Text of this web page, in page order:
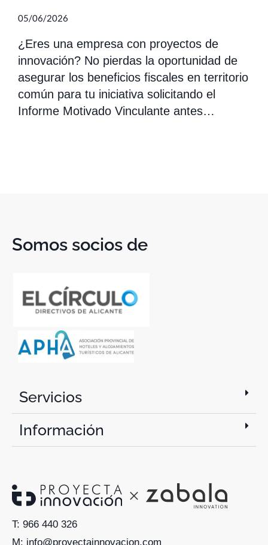
05/06/2026
¿Eres una empresa con proyectos de
innovación? No pierdas la oportunidad de
asegurar los beneficios fiscales en territorio
común para tu iniciativa solicitando el
Informe Motivado Vinculante antes…
Somos socios de
Servicios
Información
T: 966 440 326
M: info@proyectainnovacion.com